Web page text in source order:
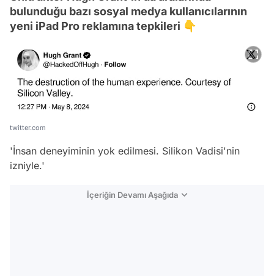
bulunduğu bazı sosyal medya kullanıcılarının
yeni iPad Pro reklamına tepkileri 👇
twitter.com
'İnsan deneyiminin yok edilmesi. Silikon Vadisi'nin
izniyle.'
İçeriğin Devamı Aşağıda